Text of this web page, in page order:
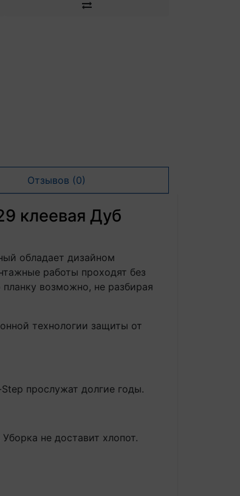
Отзывов (0)
клеевая Дуб
обладает дизайном
работы проходят без
возможно, не разбирая
технологии защиты от
прослужат долгие годы.
не доставит хлопот.